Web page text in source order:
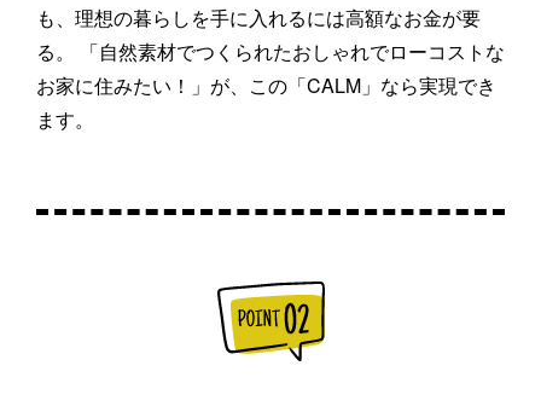
も、理想の暮らしを手に入れるには高額なお金が要
る。 「自然素材でつくられたおしゃれでローコストな
お家に住みたい！」が、この「CALM」なら実現でき
ます。